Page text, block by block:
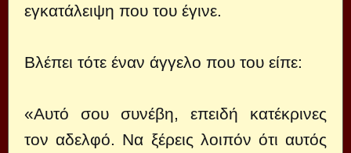
εγκατάλειψη που του έγινε.
Βλέπει τότε έναν άγγελο που του είπε:
«Αυτό σου συνέβη, επειδή κατέκρινες
τον αδελφό. Να ξέρεις λοιπόν ότι αυτός